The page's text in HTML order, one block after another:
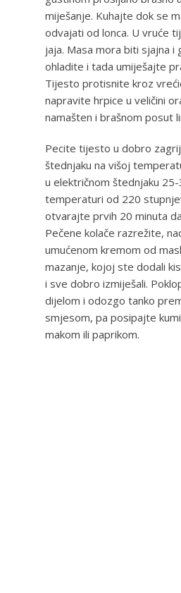
miješanje. Kuhajte dok se
odvajati od lonca. U vruće
jaja. Masa mora biti sjajna i
ohladite i tada umiješajte
Tijesto protisnite kroz
napravite hrpice u veličini
namašten i brašnom posut
Pecite tijesto u dobro
štednjaku na višoj
u električnom štednjaku
temperaturi od 220
otvarajte prvih 20 minuta
Pečene kolače razrežite,
umućenom kremom od
mazanje, kojoj ste dodali
i sve dobro izmiješali.
dijelom i odozgo tanko
smjesom, pa posipajte
makom ili paprikom.